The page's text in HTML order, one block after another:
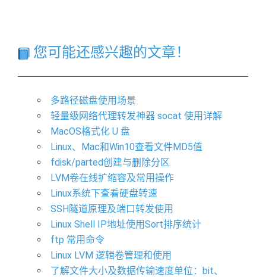
您可能还感兴趣的文章！
多路径磁盘使用场景
轻量级网络代理转发神器 socat 使用详解
MacOS格式化 U 盘
Linux、Mac和Win10查看文件MD5值
fdisk/parted创建与删除分区
LVM卷在线扩缩容及常用操作
Linux系统下查看硬盘转速
SSH隧道原理及端口转发使用
Linux Shell IP地址使用Sort排序统计
ftp 常用命令
Linux LVM 逻辑卷管理和使用
了解文件大小及数据传输速度单位：bit、